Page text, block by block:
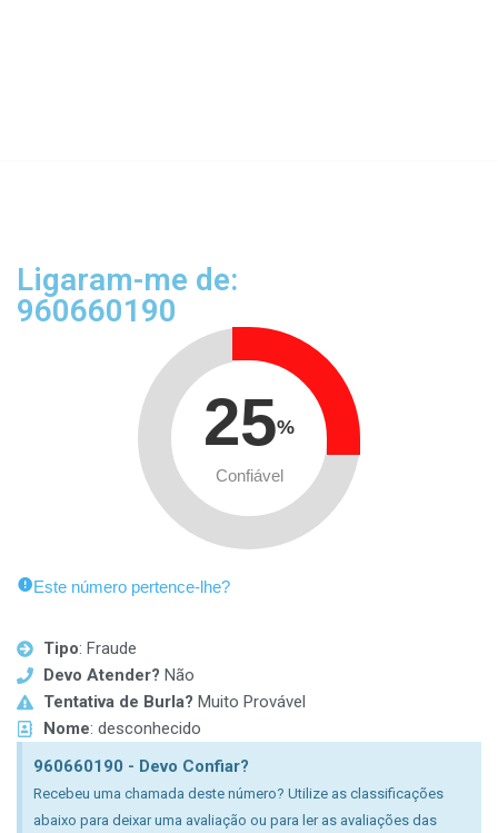
Ligaram-me de:
960660190
25%
Confiável
Este número pertence-lhe?
Tipo: Fraude
Devo Atender? Não
Tentativa de Burla? Muito Provável
Nome: desconhecido
960660190 - Devo Confiar?
Recebeu uma chamada deste número? Utilize as classificações
abaixo para deixar uma avaliação ou para ler as avaliações das